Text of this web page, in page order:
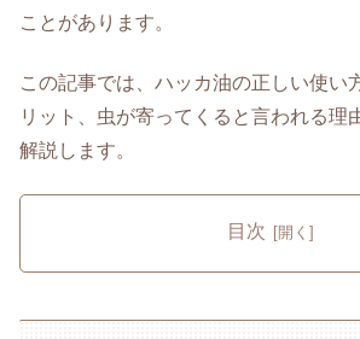
ことがあります。
この記事では、ハッカ油の正しい使い
リット、虫が寄ってくると言われる理
解説します。
目次